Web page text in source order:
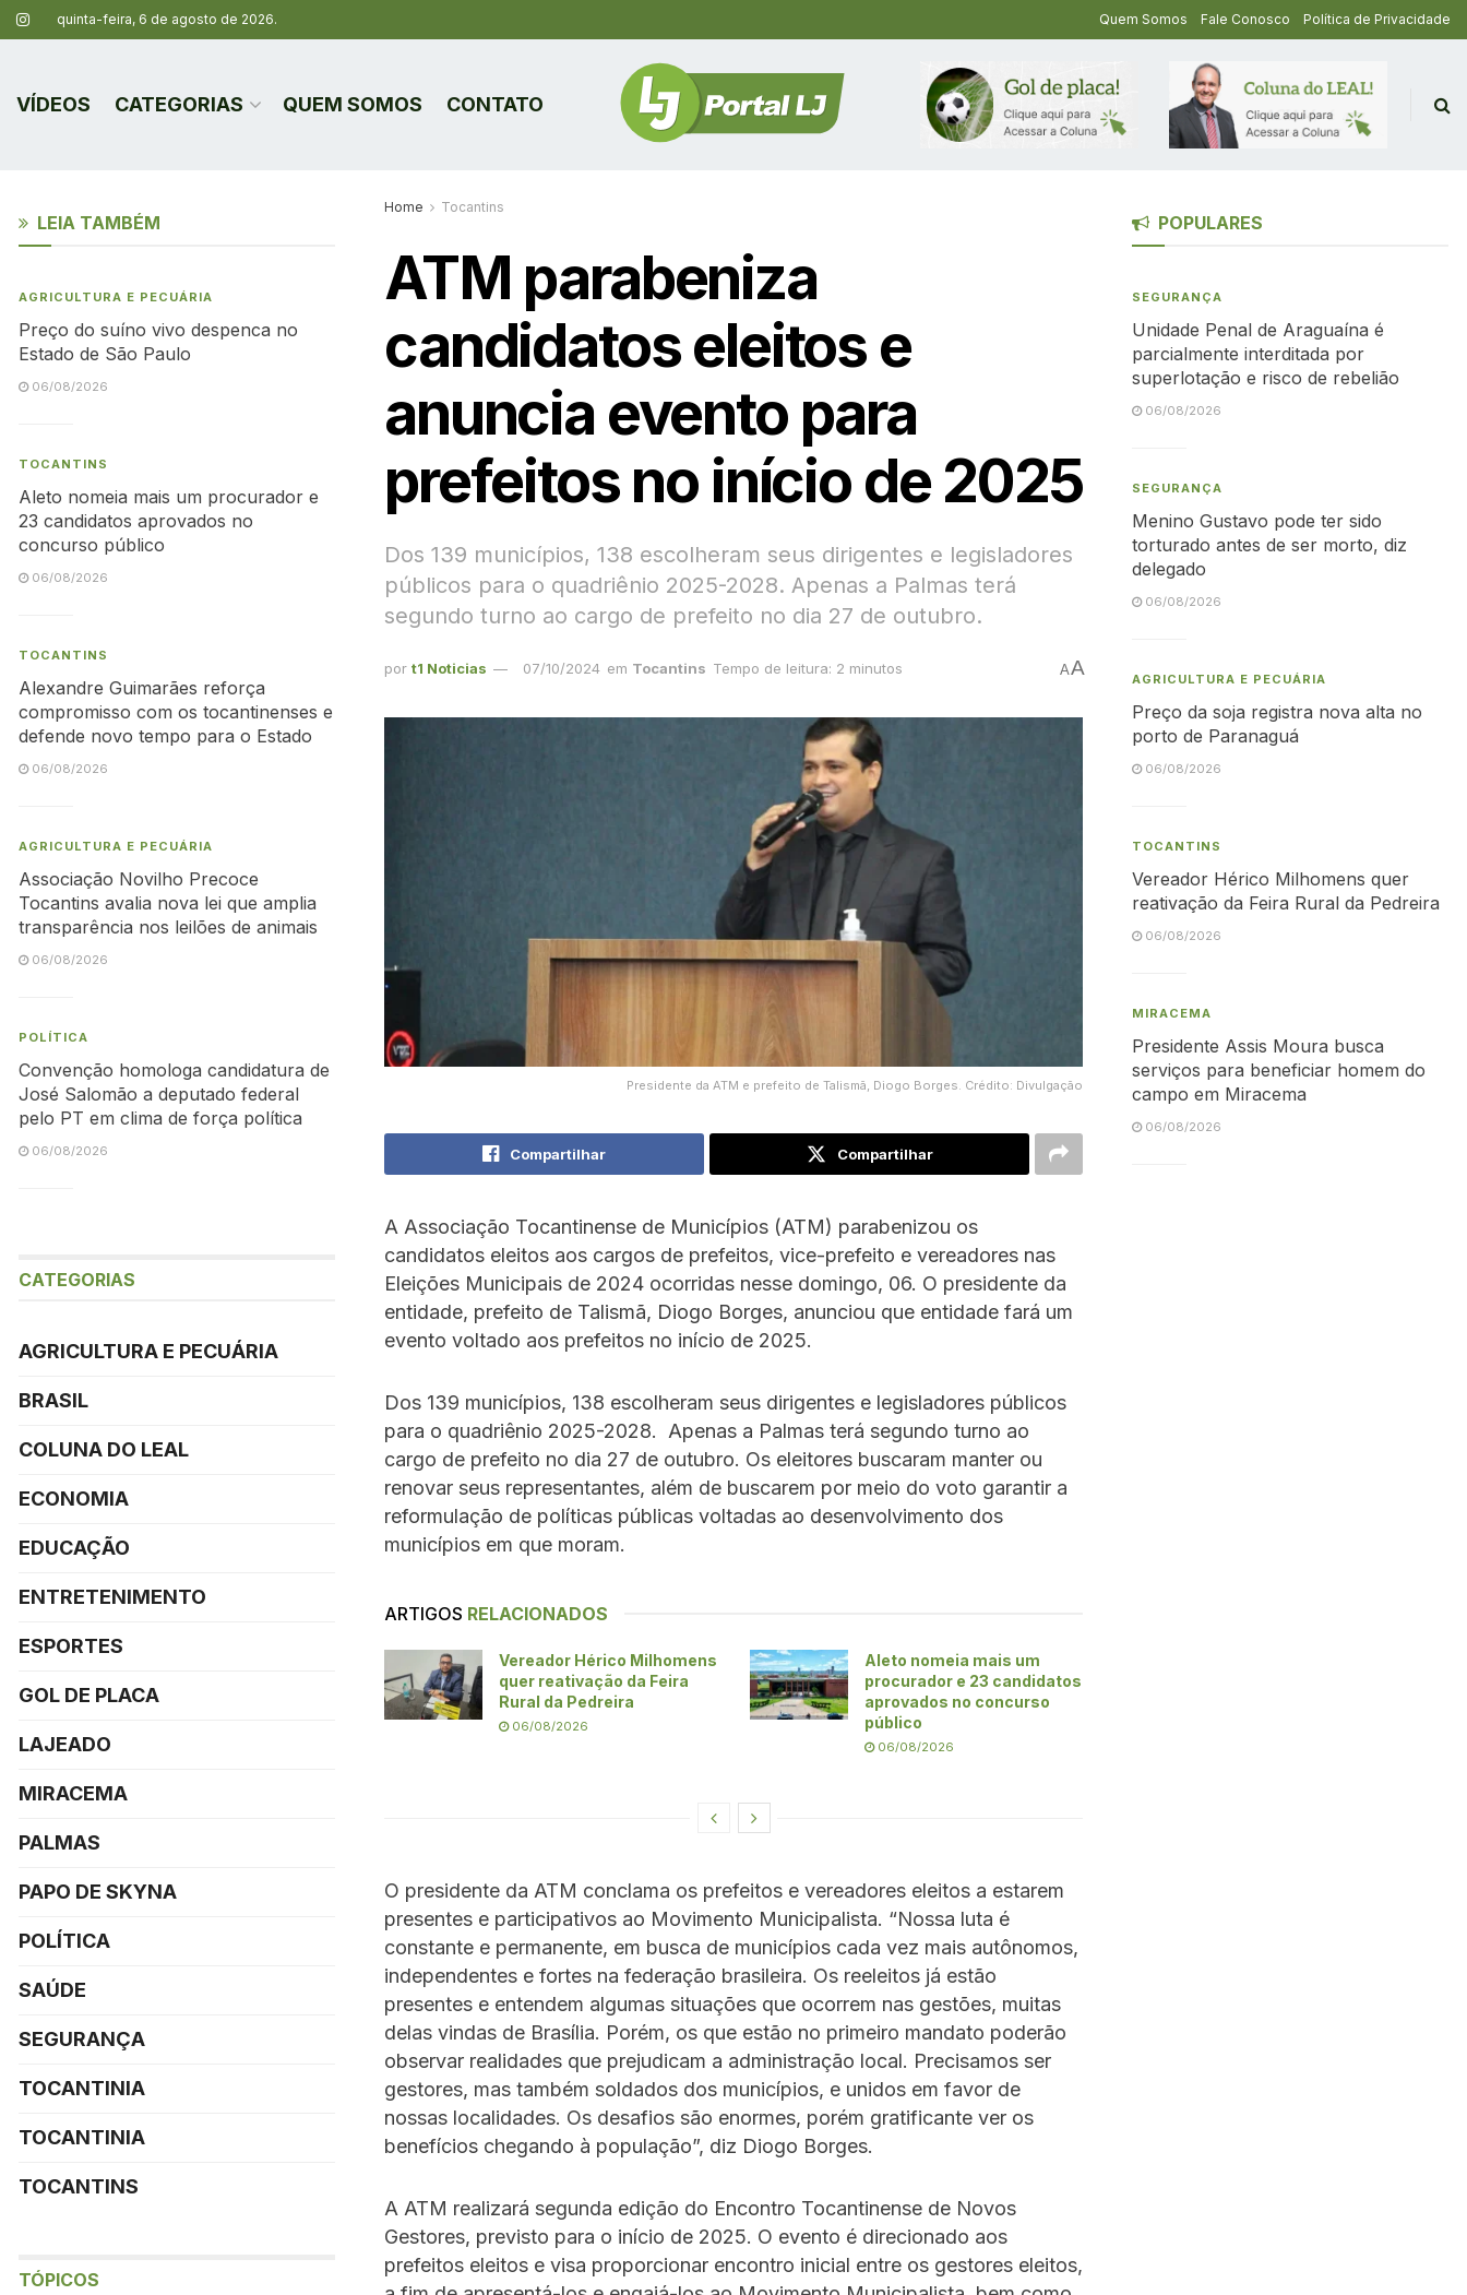
quinta-feira, 6 de agosto de 2026. Quem Somos Fale Conosco Política de Privacidade
VÍDEOS CATEGORIAS QUEM SOMOS CONTATO
Home Tocantins
ATM parabeniza
candidatos eleitos e
anuncia evento para
prefeitos no início de 2025
Dos 139 municípios, 138 escolheram seus dirigentes e legisladores
públicos para o quadriênio 2025-2028. Apenas a Palmas terá
segundo turno ao cargo de prefeito no dia 27 de outubro.
por t1 Noticias 07/10/2024 em Tocantins Tempo de leitura: 2 minutos AA
Presidente da ATM e prefeito de Talismã, Diogo Borges. Crédito: Divulgação
Compartilhar Compartilhar
A Associação Tocantinense de Municípios (ATM) parabenizou os
candidatos eleitos aos cargos de prefeitos, vice-prefeito e vereadores nas
Eleições Municipais de 2024 ocorridas nesse domingo, 06. O presidente da
entidade, prefeito de Talismã, Diogo Borges, anunciou que entidade fará um
evento voltado aos prefeitos no início de 2025.
Dos 139 municípios, 138 escolheram seus dirigentes e legisladores públicos
para o quadriênio 2025-2028. Apenas a Palmas terá segundo turno ao
cargo de prefeito no dia 27 de outubro. Os eleitores buscaram manter ou
renovar seus representantes, além de buscarem por meio do voto garantir a
reformulação de políticas públicas voltadas ao desenvolvimento dos
municípios em que moram.
ARTIGOS RELACIONADOS
Vereador Hérico Milhomens
quer reativação da Feira
Rural da Pedreira
06/08/2026
Aleto nomeia mais um
procurador e 23 candidatos
aprovados no concurso
público
06/08/2026
O presidente da ATM conclama os prefeitos e vereadores eleitos a estarem
presentes e participativos ao Movimento Municipalista. “Nossa luta é
constante e permanente, em busca de municípios cada vez mais autônomos,
independentes e fortes na federação brasileira. Os reeleitos já estão
presentes e entendem algumas situações que ocorrem nas gestões, muitas
delas vindas de Brasília. Porém, os que estão no primeiro mandato poderão
observar realidades que prejudicam a administração local. Precisamos ser
gestores, mas também soldados dos municípios, e unidos em favor de
nossas localidades. Os desafios são enormes, porém gratificante ver os
benefícios chegando à população”, diz Diogo Borges.
A ATM realizará segunda edição do Encontro Tocantinense de Novos
Gestores, previsto para o início de 2025. O evento é direcionado aos
prefeitos eleitos e visa proporcionar encontro inicial entre os gestores eleitos,
LEIA TAMBÉM
AGRICULTURA E PECUÁRIA
Preço do suíno vivo despenca no
Estado de São Paulo
06/08/2026
TOCANTINS
Aleto nomeia mais um procurador e
23 candidatos aprovados no
concurso público
06/08/2026
TOCANTINS
Alexandre Guimarães reforça
compromisso com os tocantinenses e
defende novo tempo para o Estado
06/08/2026
AGRICULTURA E PECUÁRIA
Associação Novilho Precoce
Tocantins avalia nova lei que amplia
transparência nos leilões de animais
06/08/2026
POLÍTICA
Convenção homologa candidatura de
José Salomão a deputado federal
pelo PT em clima de força política
06/08/2026
CATEGORIAS
AGRICULTURA E PECUÁRIA
BRASIL
COLUNA DO LEAL
ECONOMIA
EDUCAÇÃO
ENTRETENIMENTO
ESPORTES
GOL DE PLACA
LAJEADO
MIRACEMA
PALMAS
PAPO DE SKYNA
POLÍTICA
SAÚDE
SEGURANÇA
TOCANTINIA
TOCANTINIA
TOCANTINS
TÓPICOS
POPULARES
SEGURANÇA
Unidade Penal de Araguaína é
parcialmente interditada por
superlotação e risco de rebelião
06/08/2026
SEGURANÇA
Menino Gustavo pode ter sido
torturado antes de ser morto, diz
delegado
06/08/2026
AGRICULTURA E PECUÁRIA
Preço da soja registra nova alta no
porto de Paranaguá
06/08/2026
TOCANTINS
Vereador Hérico Milhomens quer
reativação da Feira Rural da Pedreira
06/08/2026
MIRACEMA
Presidente Assis Moura busca
serviços para beneficiar homem do
campo em Miracema
06/08/2026